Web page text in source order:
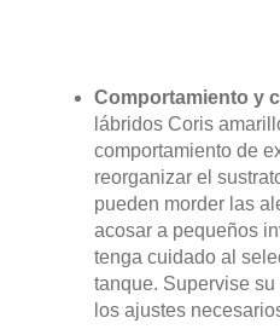
Comportamiento y
lábridos Coris
comportamiento de
reorganizar el
pueden morder las
acosar a pequeños
tenga cuidado al
tanque. Supervise
los ajustes